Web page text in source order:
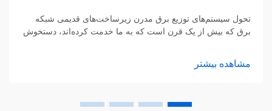
تحول سیستم‌های توزیع برق مدرن زیرساخت‌های قدیمی شبکه
برق که بیش از یک قرن است که به ما خدمت کرده‌اند، دستخوش
سیستم‌های توزیع برق را نشان می‌دهند که از طریق فناوری‌های
پیشرفته، مدیریت انرژی را بهینه‌تر و پویاتر می‌کنند.
مشاهده بیشتر